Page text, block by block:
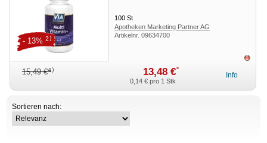
100 St
Apotheken Marketing Partner AG
Artikelnr. 09634700
15,49 €4) 13,48 €*
- 13%2)
0,14 €pro 1 Stk
Info
Sortieren nach: